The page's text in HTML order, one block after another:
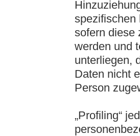
spezifischen
sofern diese
werden und
unterliegen,
Daten nicht
Person
„Profiling“